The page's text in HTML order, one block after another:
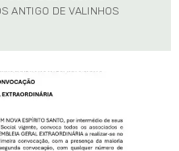
ANTIGO DE VALINHOS